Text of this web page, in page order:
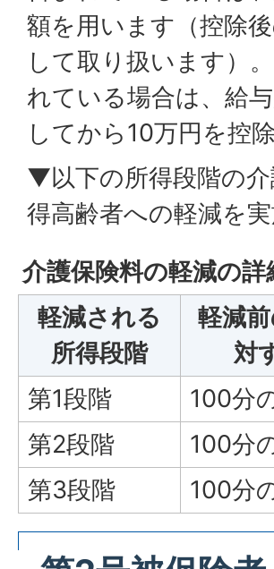
額を用います（控除
して取り扱います）
れている場合は、給
してから10万円を控
▼以下の所得段階の
得高齢者への軽減を
介護保険料の軽減の詳
軽減される
所得段階
軽減
対
第1段階
100分
第2段階
100分
第3段階
100分